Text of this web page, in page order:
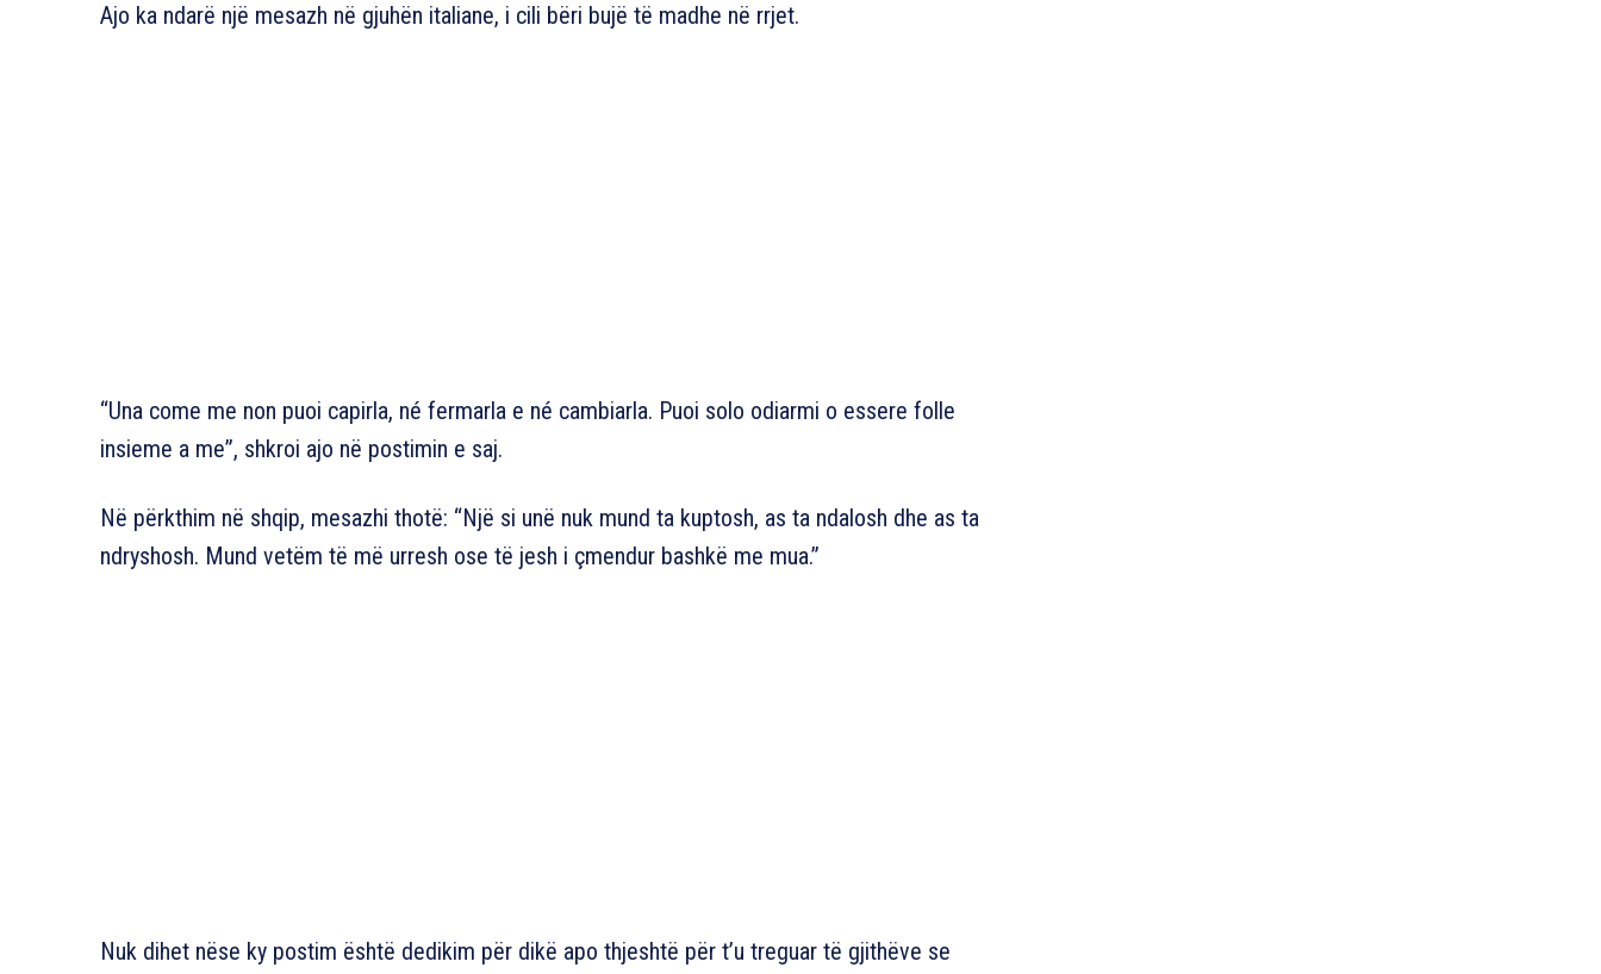
Ajo ka ndarë një mesazh në gjuhën italiane, i cili bëri bujë të madhe në rrjet.
“Una come me non puoi capirla, né fermarla e né cambiarla. Puoi solo odiarmi o essere folle
insieme a me”, shkroi ajo në postimin e saj.
Në përkthim në shqip, mesazhi thotë: “Një si unë nuk mund ta kuptosh, as ta ndalosh dhe as ta
ndryshosh. Mund vetëm të më urresh ose të jesh i çmendur bashkë me mua.”
Nuk dihet nëse ky postim është dedikim për dikë apo thjeshtë për t’u treguar të gjithëve se